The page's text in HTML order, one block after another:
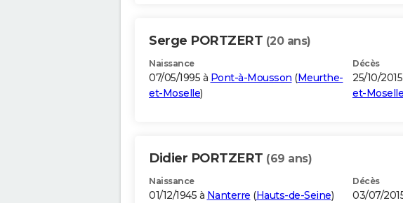
Serge PORTZERT (20 ans)
Naissance
07/05/1995 à Pont-à-Mousson (Meurthe-
et-Moselle)
Décès
25/10/
et-Moselle
Didier PORTZERT (69 ans)
Naissance
01/12/1945 à Nanterre (Hauts-de-Seine)
Décès
03/07/